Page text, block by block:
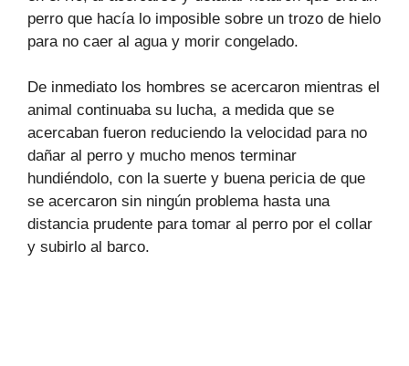
perro que hacía lo imposible sobre un trozo de hielo
para no caer al agua y morir congelado.
De inmediato los hombres se acercaron mientras el
animal continuaba su lucha, a medida que se
acercaban fueron reduciendo la velocidad para no
dañar al perro y mucho menos terminar
hundiéndolo, con la suerte y buena pericia de que
se acercaron sin ningún problema hasta una
distancia prudente para tomar al perro por el collar
y subirlo al barco.